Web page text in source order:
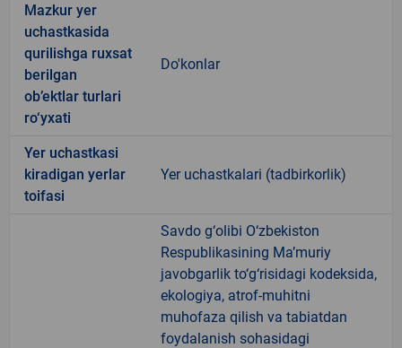
Mazkur yer
uchastkasida
qurilishga ruxsat
berilgan
ob’ektlar turlari
ro‘yxati
Do'konlar
Yer uchastkasi
kiradigan yerlar
toifasi
Yer uchastkalari (tadbirkorlik)
Savdo g‘olibi O‘zbekiston
Respublikasining Ma’muriy
javobgarlik to‘g‘risidagi kodeksida,
ekologiya, atrof-muhitni
muhofaza qilish va tabiatdan
foydalanish sohasidagi